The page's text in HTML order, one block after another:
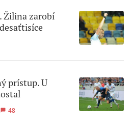
Žilina zarobí
prístup. U
48